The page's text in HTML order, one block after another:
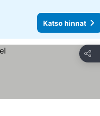
Katso hinnat
Jaa